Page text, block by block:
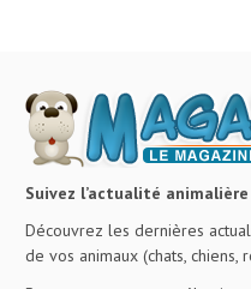
Suivez l’actualité
Découvrez les dernières
de vos animaux (chats, chiens,